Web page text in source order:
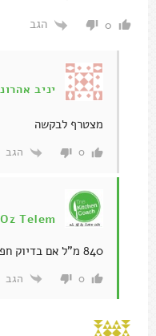
0 הגב
יניב
מצטרף לבקשה
0 הגב
Oz Telem
840 מ"ל אם בדיוק חפצת =]
0 הגב